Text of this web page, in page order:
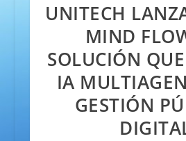
UNITECH
MIND
SOLUCIÓN
IA
GESTIÓN